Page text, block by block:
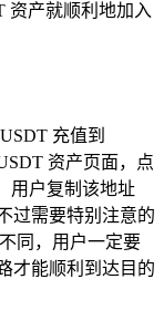
资产就顺利地加入
充值到
资产页面，点
用户复制该地址
过需要特别注意的
同，用户一定要
才能顺利到达目的